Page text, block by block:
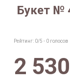
Букет №
Рейтинг: 0/5 - 0 голосов
2 530